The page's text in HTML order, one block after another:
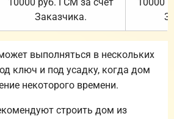
Заказчика.
выполняться в нескольких
ключ и под усадку, когда дом
некоторого времени.
строить дом из